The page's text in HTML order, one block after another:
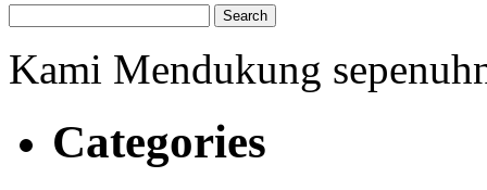
Kami Mendukung
Categories